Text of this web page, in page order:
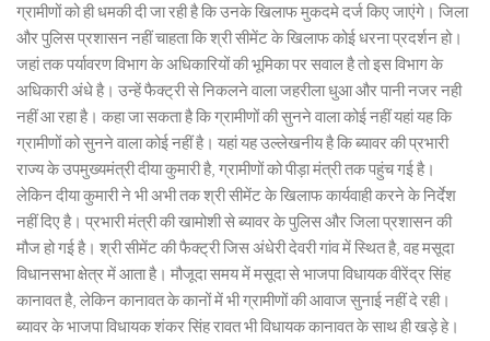
ग्रामीणों को ही धमकी दी जा रही है कि उनके खिलाफ मुकदमे दर्ज किए जाएंगे। जिला
और पुलिस प्रशासन नहीं चाहता कि श्री सीमेंट के खिलाफ कोई धरना प्रदर्शन हो।
जहां तक पर्यावरण विभाग के अधिकारियों की भूमिका पर सवाल है तो इस विभाग के
अधिकारी अंधे है। उन्हें फैक्ट्री से निकलने वाला जहरीला धुआ और पानी नजर नही
नहीं आ रहा है। कहा जा सकता है कि ग्रामीणों की सुनने वाला कोई नहीं यहां यह कि
ग्रामीणों को सुनने वाला कोई नहीं है। यहां यह उल्लेखनीय है कि ब्यावर की प्रभारी
राज्य के उपमुख्यमंत्री दीया कुमारी है, ग्रामीणों को पीड़ा मंत्री तक पहुंच गई है।
लेकिन दीया कुमारी ने भी अभी तक श्री सीमेंट के खिलाफ कार्यवाही करने के निर्देश
नहीं दिए है। प्रभारी मंत्री की खामोशी से ब्यावर के पुलिस और जिला प्रशासन की
मौज हो गई है। श्री सीमेंट की फैक्ट्री जिस अंधेरी देवरी गांव में स्थित है, वह मसूदा
विधानसभा क्षेत्र में आता है। मौजूदा समय में मसूदा से भाजपा विधायक वीरेंद्र सिंह
कानावत है, लेकिन कानावत के कानों में भी ग्रामीणों की आवाज सुनाई नहीं दे रही।
ब्यावर के भाजपा विधायक शंकर सिंह रावत भी विधायक कानावत के साथ ही खड़े हे।